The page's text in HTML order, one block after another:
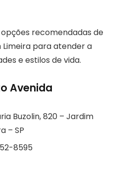
opções recomendadas de
para atender a
e estilos de vida.
Avenida
Buzolin, 820 – Jardim
– SP
8595